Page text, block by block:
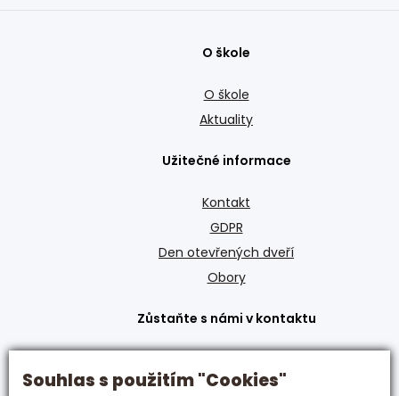
Souhlas s použitím "Cookies"
O škole
O škole
Aktuality
Užitečné informace
Kontakt
GDPR
Den otevřených dveří
Obory
Zůstaňte s námi v kontaktu
hotelovka@hotelovka.cz